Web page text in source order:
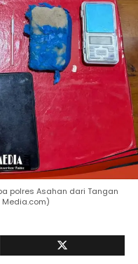
polres Asahan dari Tangan